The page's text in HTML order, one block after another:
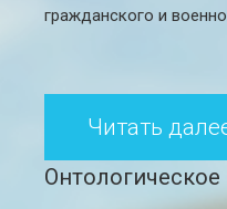
гражданского и
Читать